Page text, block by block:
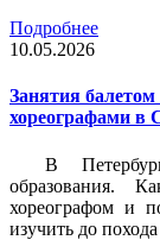
Подробнее
10.05.2026
Занятия
хореографами в
В
образования.
хореографом и
изучить до похода